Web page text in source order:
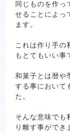
同じものを作っ
せることによっ
ます。
これは作り手の
もとてもいい事
和菓子とは暦や
する事において
た。
そんな意味でも
り離す事ができ